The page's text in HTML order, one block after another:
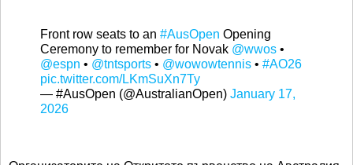
Front row seats to an #AusOpen Opening
Ceremony to remember for Novak @wwos •
@espn • @tntsports • @wowowtennis • #AO26
pic.twitter.com/LKmSuXn7Ty
— #AusOpen (@AustralianOpen) January 17,
2026